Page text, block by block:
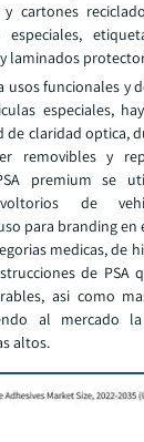
y cartones
laminados
usos funcionales y
especiales,
de claridad optica,
removibles y
premium se
de
para branding
medicas, de
de PSA
asi como
al mercado
altos.